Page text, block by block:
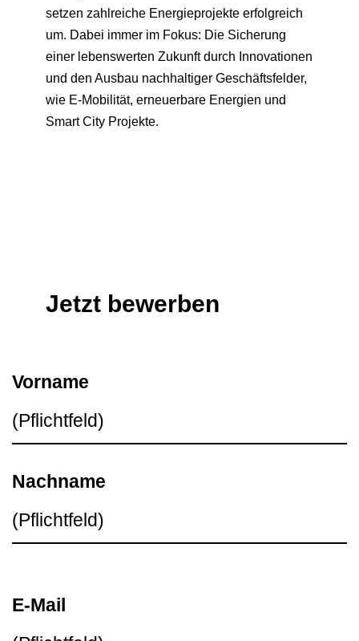
setzen zahlreiche Energieprojekte erfolgreich
um. Dabei immer im Fokus: Die Sicherung
einer lebenswerten Zukunft durch Innovationen
und den Ausbau nachhaltiger Geschäftsfelder,
wie E-Mobilität, erneuerbare Energien und
Smart City Projekte.
Jetzt bewerben
Vorname
Nachname
E-Mail